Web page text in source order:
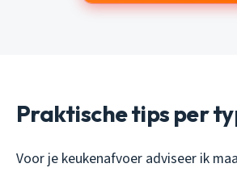
Praktische tips per
Voor je keukenafvoer adviseer ik